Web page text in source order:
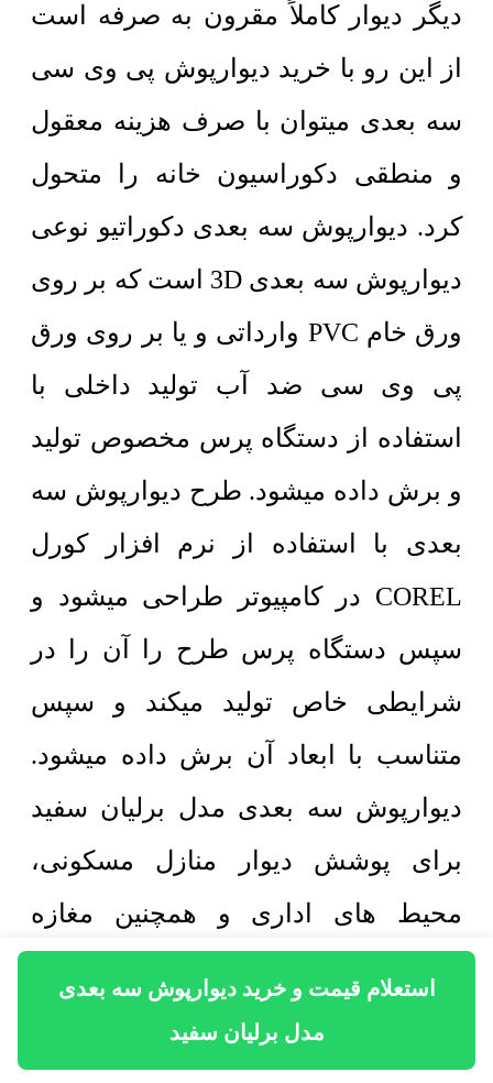
استعلام قیمت و خرید دیوارپوش سه بعدی
مدل برلیان سفید
دیگر دیوار کاملاً مقرون به صرفه است
از این رو با خرید دیوارپوش پی وی سی
سه بعدی میتوان با صرف هزینه معقول
و منطقی دکوراسیون خانه را متحول
کرد. دیوارپوش سه بعدی دکوراتیو نوعی
دیوارپوش سه بعدی 3D است که بر روی
ورق خام PVC وارداتی و یا بر روی ورق
پی وی سی ضد آب تولید داخلی با
استفاده از دستگاه پرس مخصوص تولید
و برش داده میشود. طرح دیوارپوش سه
بعدی با استفاده از نرم افزار کورل
COREL در کامپیوتر طراحی میشود و
سپس دستگاه پرس طرح را آن را در
شرایطی خاص تولید میکند و سپس
متناسب با ابعاد آن برش داده میشود.
دیوارپوش سه بعدی مدل برلیان سفید
برای پوشش دیوار منازل مسکونی،
محیط های اداری و همچنین مغازه
حدود 10 سال پیش دیوارپوش سه بعدی
3D پی وی سی در ایران تولید و به